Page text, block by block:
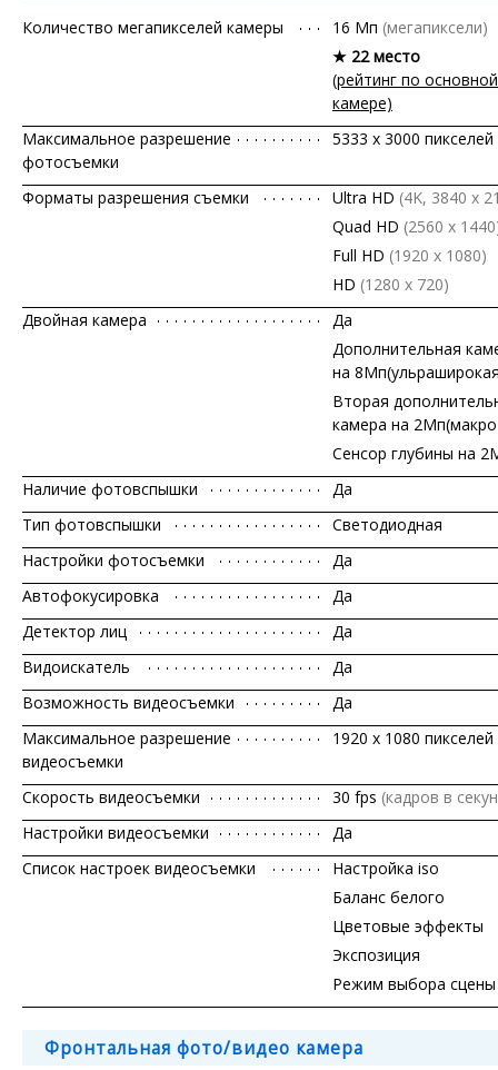
Количество мегапикселей камеры 16 Мп (мегапиксели)
★ 22 место
(рейтинг по основной
камере)
Максимальное разрешение
фотосъемки
5333 x 3000 пикселей
Форматы разрешения съемки Ultra HD (4K, 3840 x
Quad HD (2560 x
Full HD (1920 x 1080)
HD (1280 х 720)
Двойная камера
Да
Дополнительная
на
Вторая
камера на
Сенсор глубины на
Наличие фотовспышки
Да
Тип фотовспышки
Светодиодная
Настройки фотосъемки
Да
Автофокусировка
Да
Детектор лиц
Да
Видоискатель
Да
Возможность видеосъемки
Да
Максимальное разрешение
видеосъемки
1920 x 1080 пикселей
Скорость видеосъемки 30 fps (кадров в
Настройки видеосъемки
Да
Список настроек видеосъемки
Настройка iso
Баланс белого
Цветовые эффекты
Экспозиция
Режим выбора сцены
Фронтальная фото/видео камера